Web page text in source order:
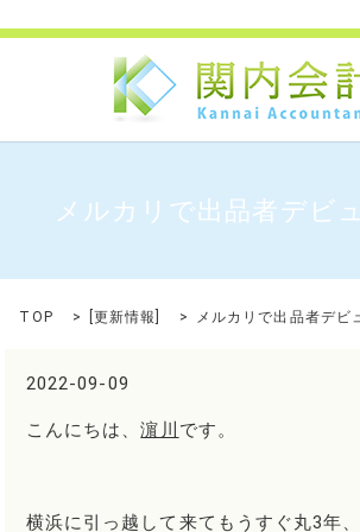
メルカリで出品者デビ
TOP 更新情報 メルカリで出品者デビ
2022-09-09
こんにちは、濵川 です。
横浜に引っ越して来てもうすぐ丸3年